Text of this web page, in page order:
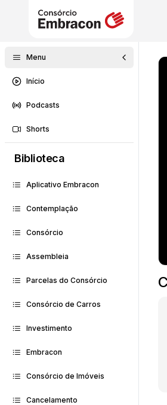
Menu
Início
Podcasts
Shorts
Biblioteca
Aplicativo Embracon
Contemplação
Consórcio
Assembleia
Parcelas do Consórcio
Consórcio de Carros
Investimento
Embracon
Consórcio de Imóveis
Cancelamento